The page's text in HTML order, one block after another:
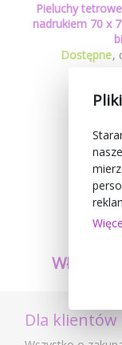
Pieluchy
nadrukiem 70 x
Dostępne
WŁASNE
Dla klientów